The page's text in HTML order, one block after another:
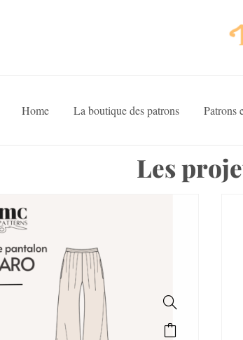
Home La boutique des patrons Patrons
Les